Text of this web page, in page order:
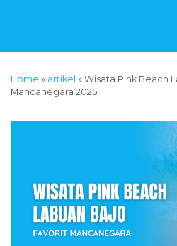
Home » artikel » Wisata Pink Beach
Mancanegara 2025